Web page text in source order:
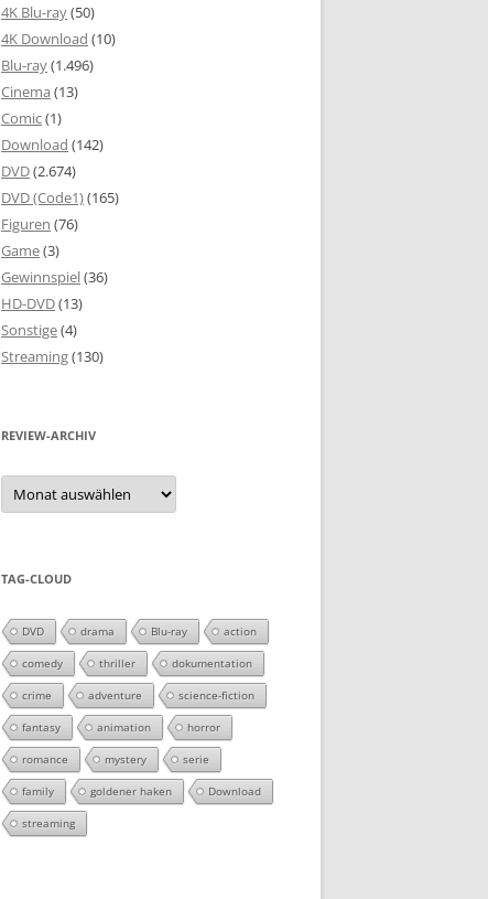
4K Blu-ray(50)
4K Download (10)
Blu-ray(1.496)
Cinema (13)
Comic(1)
Download (142)
DVD(2.674)
DVD (Code1)(165)
Figuren (76)
Game(3)
Gewinnspiel(36)
HD-DVD(13)
Sonstige(4)
Streaming(130)
REVIEW-ARCHIV
Review-
Archiv
TAG-CLOUD
DVD drama Blu-ray action
comedy thriller dokumentation
crime adventure science-fiction
fantasy animation horror
romance mystery serie
family goldener haken Download
streaming